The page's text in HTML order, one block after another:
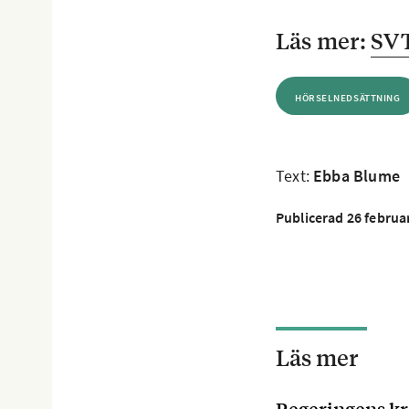
Läs mer:
HÖRSELNEDSÄTTNING
Text: Ebba Blume
Publicerad 26
Läs mer